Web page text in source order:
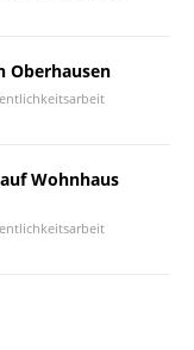
Oberhausen
Wohnhaus